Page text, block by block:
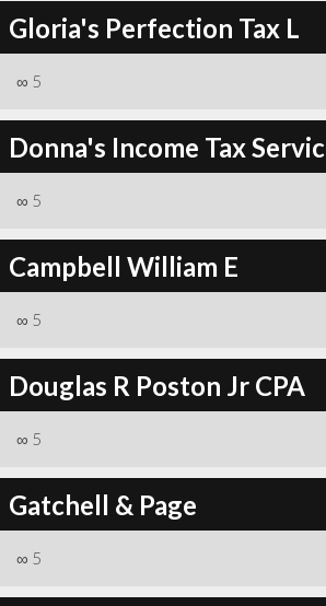
Gloria's Perfection Tax L
∞ 5
Donna's Income Tax
∞ 5
Campbell William E
∞ 5
Douglas R Poston Jr CPA
∞ 5
Gatchell & Page
∞ 5